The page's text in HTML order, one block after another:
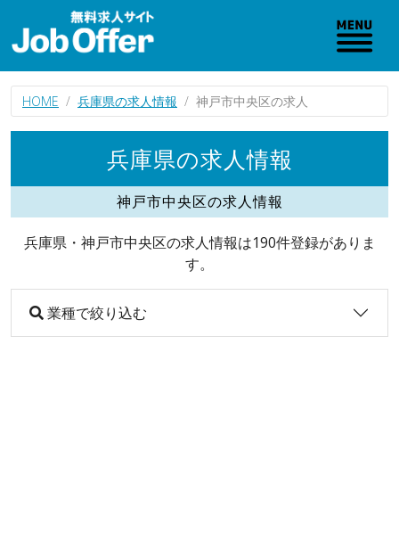
HOME 兵庫県の求人情報 神戸市中央区の求人
兵庫県の求人情報
神戸市中央区の求人情報
兵庫県・神戸市中央区の求人情報は190件登録がありま
す。
業種で絞り込む